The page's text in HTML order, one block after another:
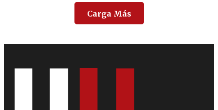
Carga Más